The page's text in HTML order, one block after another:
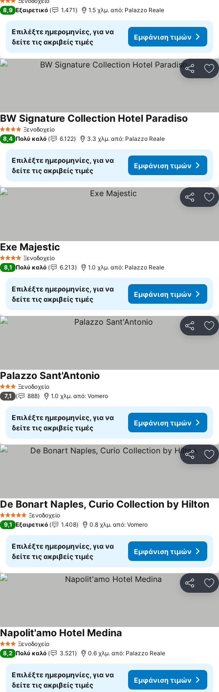
3 Αστέρια
8,9 Εξαιρετικό 1.471 1.5 χλμ. από: Palazzo Reale
Επιλέξτε ημερομηνίες, για να
δείτε τις ακριβείς τιμές
Εμφάνιση τιμών
4 ΑστέριαΞενοδοχείο
BW Signature Collection Hotel Paradiso
8,4 Πολύ καλό 6.122 3.3 χλμ. από: Palazzo Reale
Επιλέξτε ημερομηνίες, για να
δείτε τις ακριβείς τιμές
Εμφάνιση τιμών
4 ΑστέριαΞενοδοχείο
Exe Majestic
8,1 Πολύ καλό 6.213 1.0 χλμ. από: Palazzo Reale
Επιλέξτε ημερομηνίες, για να
δείτε τις ακριβείς τιμές
Εμφάνιση τιμών
3 ΑστέριαΞενοδοχείο
Palazzo Sant'Antonio
7,1 888 1.0 χλμ. από: Vomero
Επιλέξτε ημερομηνίες, για να
δείτε τις ακριβείς τιμές
Εμφάνιση τιμών
5 Αστέρια Ξενοδοχείο
De Bonart Naples, Curio Collection by Hilton
9,1 Εξαιρετικό 1.408 0.8 χλμ. από: Vomero
Επιλέξτε ημερομηνίες, για να
δείτε τις ακριβείς τιμές
Εμφάνιση τιμών
3 ΑστέριαΞενοδοχείο
Napolit'amo Hotel Medina
8,2 Πολύ καλό 3.521 0.6 χλμ. από: Palazzo Reale
Επιλέξτε ημερομηνίες, για να
δείτε τις ακριβείς τιμές
Εμφάνιση τιμών